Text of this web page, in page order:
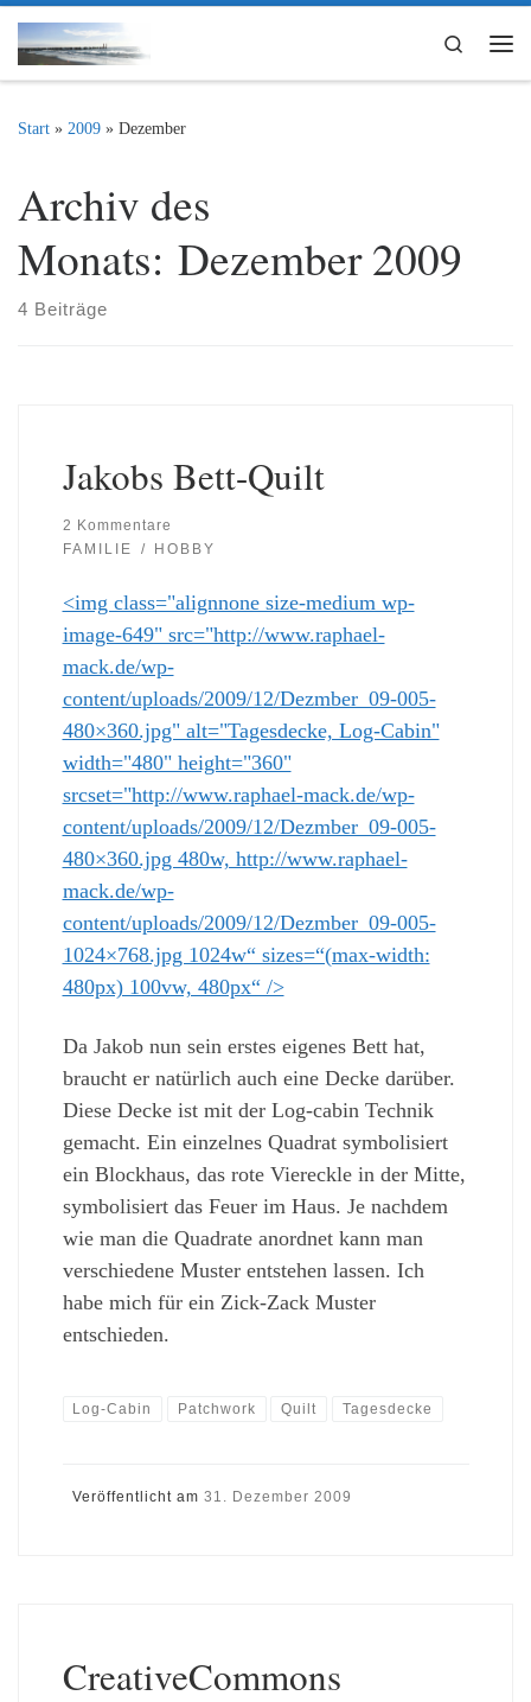
Zum Inhalt springen
Search
Start » 2009 » Dezember
Archiv des
Monats: Dezember 2009
4 Beiträge
Jakobs Bett-Quilt
2 Kommentare
FAMILIE
HOBBY
<img class="alignnone size-medium wp-
image-649" src="http://www.raphael-
mack.de/wp-
content/uploads/2009/12/Dezmber_09-005-
480×360.jpg" alt="Tagesdecke, Log-Cabin"
width="480" height="360"
srcset="http://www.raphael-mack.de/wp-
content/uploads/2009/12/Dezmber_09-005-
480×360.jpg 480w, http://www.raphael-
mack.de/wp-
content/uploads/2009/12/Dezmber_09-005-
1024×768.jpg 1024w“ sizes=“(max-width:
480px) 100vw, 480px“ />
Da Jakob nun sein erstes eigenes Bett hat,
braucht er natürlich auch eine Decke darüber.
Diese Decke ist mit der Log-cabin Technik
gemacht. Ein einzelnes Quadrat symbolisiert
ein Blockhaus, das rote Viereckle in der Mitte,
symbolisiert das Feuer im Haus. Je nachdem
wie man die Quadrate anordnet kann man
verschiedene Muster entstehen lassen. Ich
habe mich für ein Zick-Zack Muster
entschieden.
Log-Cabin Patchwork Quilt Tagesdecke
Veröffentlicht am 31. Dezember 2009
CreativeCommons